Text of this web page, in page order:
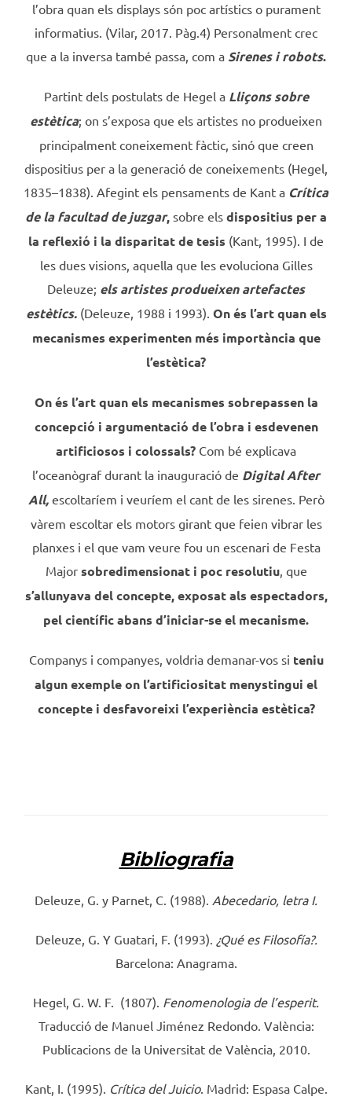
l’obra quan els displays són poc artístics o purament
informatius. (Vilar, 2017. Pàg.4) Personalment crec
que a la inversa també passa, com a Sirenes i robots.
Partint dels postulats de Hegel a Lliçons sobre
estètica; on s’exposa que els artistes no produeixen
principalment coneixement fàctic, sinó que creen
dispositius per a la generació de coneixements (Hegel,
1835–1838). Afegint els pensaments de Kant a Crítica
de la facultad de juzgar, sobre els dispositius per a
la reflexió i la disparitat de tesis (Kant, 1995). I de
les dues visions, aquella que les evoluciona Gilles
Deleuze; els artistes produeixen artefactes
estètics. (Deleuze, 1988 i 1993). On és l’art quan els
mecanismes experimenten més importància que
l’estètica?
On és l’art quan els mecanismes sobrepassen la
concepció i argumentació de l’obra i esdevenen
artificiosos i colossals? Com bé explicava
l’oceanògraf durant la inauguració de Digital After
All, escoltaríem i veuríem el cant de les sirenes. Però
vàrem escoltar els motors girant que feien vibrar les
planxes i el que vam veure fou un escenari de Festa
Major sobredimensionat i poc resolutiu, que
s’allunyava del concepte, exposat als espectadors,
pel científic abans d’iniciar-se el mecanisme.
Companys i companyes, voldria demanar-vos si teniu
algun exemple on l’artificiositat menystingui el
concepte i desfavoreixi l’experiència estètica?
Bibliografia
Deleuze, G. y Parnet, C. (1988). Abecedario, letra I.
Deleuze, G. Y Guatari, F. (1993). ¿Qué es Filosofía?.
Barcelona: Anagrama.
Hegel, G. W. F. (1807). Fenomenologia de l’esperit.
Traducció de Manuel Jiménez Redondo. València:
Publicacions de la Universitat de València, 2010.
Kant, I. (1995). Crítica del Juicio. Madrid: Espasa Calpe.